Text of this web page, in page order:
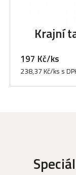
Krajní
197 Kč/ks
238,37 Kč/ks s